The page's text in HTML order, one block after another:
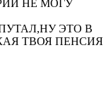
НЕ МОГУ
ЭТО В
ТВОЯ ПЕНСИЯ